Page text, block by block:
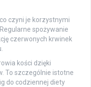
czyni je korzystnymi
spożywanie
czerwonych krwinek
kości dzięki
To szczególnie istotne
do codziennej diety